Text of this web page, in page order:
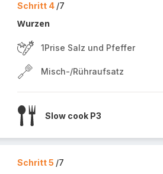
Schritt 4 /7
Wurzen
1Prise Salz und Pfeffer
Misch-/Rühraufsatz
Slow cook P3
Schritt 5 /7